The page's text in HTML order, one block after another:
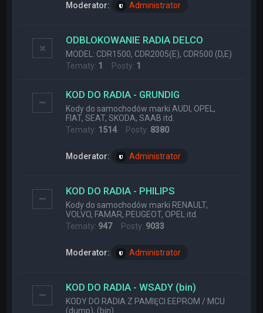
Moderator: Administrator
ODBLOKOWANIE RADIA DELCO
MODEL: CDR1500, CDR2005(E), CDR500 (D,E)
Tematy: 1 Posty: 1
KOD DO RADIA - GRUNDIG
Kody do samochodów marki AUDI, OPEL,
FIAT, SEAT, SKODA, SAAB itd.
Tematy: 1514Posty: 8380
Moderator: Administrator
KOD DO RADIA - PHILIPS
Kody do samochodów marki RENAULT,
VOLVO, FAMAR, PEUGEOT, OPEL itd.
Tematy: 947Posty: 9033
Moderator: Administrator
KOD DO RADIA - WSADY (bin)
KODY DO RADIA Z PAMIĘCI EEPROM / MCU
(dump), (bin)